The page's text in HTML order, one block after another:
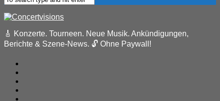
🎸 Konzerte. Tourneen. Neue Musik. Ankündigungen,
Berichte & Szene-News. 🔓 Ohne Paywall!